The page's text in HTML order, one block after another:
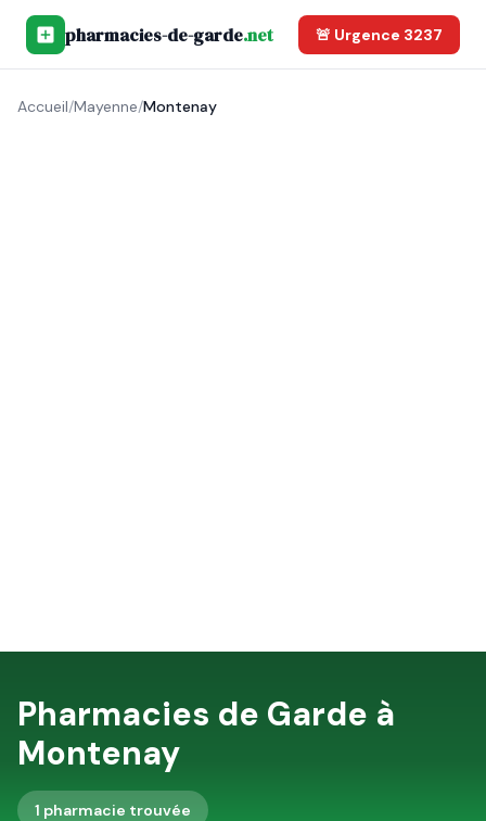
pharmacies-de-garde.net 🚨 Urgence 3237
Accueil/Mayenne/Montenay
Pharmacies de Garde à
Montenay
1 pharmacie trouvée